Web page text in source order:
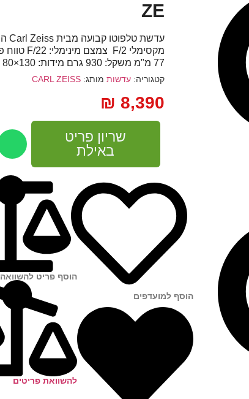
ZE
77 מ"מ משקל: 930 גרם מידות: 130×80 מ"מ
קטגוריה: עדשות מותג: CARL ZEISS
₪ 8,390
שריון פריט
באילת
הוסף למועדפים
הוסף פריט להשוואה
להשוואת פריטים